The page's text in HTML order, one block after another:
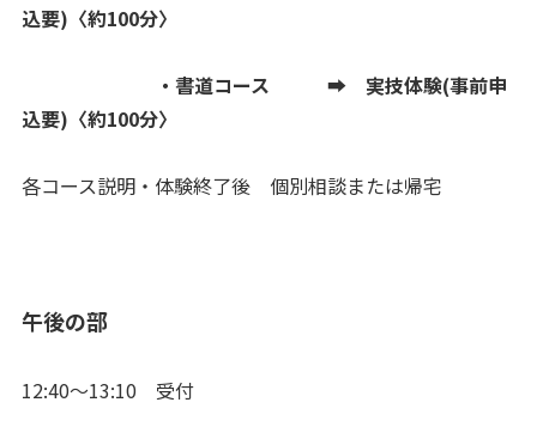
込要)〈約100分〉
・書道コース ➡ 実技体験(事前申
込要)〈約100分〉
各コース説明・体験終了後 個別相談または帰宅
午後の部
12:40～13:10 受付